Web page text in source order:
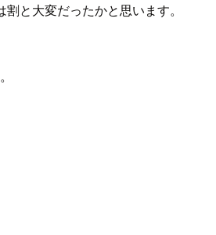
と大変だったかと思います。